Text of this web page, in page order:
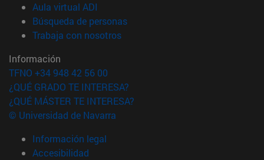
Aula virtual ADI
Búsqueda de personas(abre en nueva ventana)
Trabaja con nosotros(abre en nueva ventana)
Información
TFNO +34 948 42 56 00
¿QUÉ GRADO TE INTERESA?
¿QUÉ MÁSTER TE INTERESA?
© Universidad de Navarra
Información legal
Accesibilidad